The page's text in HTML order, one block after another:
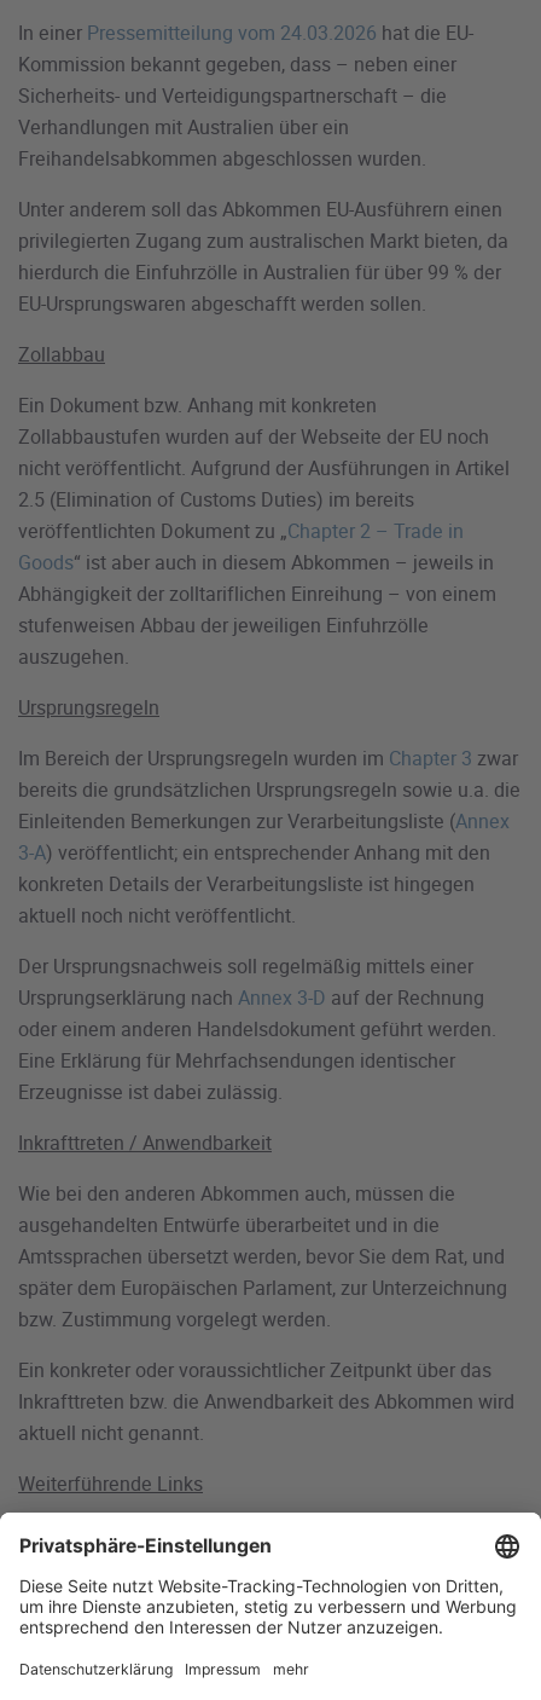
In einer Pressemitteilung vom 24.03.2026 hat die EU-
Kommission bekannt gegeben, dass – neben einer
Sicherheits- und Verteidigungspartnerschaft – die
Verhandlungen mit Australien über ein
Freihandelsabkommen abgeschlossen wurden.
Unter anderem soll das Abkommen EU-Ausführern einen
privilegierten Zugang zum australischen Markt bieten, da
hierdurch die Einfuhrzölle in Australien für über 99 % der
EU-Ursprungswaren abgeschafft werden sollen.
Zollabbau
Ein Dokument bzw. Anhang mit konkreten
Zollabbaustufen wurden auf der Webseite der EU noch
nicht veröffentlicht. Aufgrund der Ausführungen in Artikel
2.5 (Elimination of Customs Duties) im bereits
veröffentlichten Dokument zu „Chapter 2 – Trade in
Goods“ ist aber auch in diesem Abkommen – jeweils in
Abhängigkeit der zolltariflichen Einreihung – von einem
stufenweisen Abbau der jeweiligen Einfuhrzölle
auszugehen.
Ursprungsregeln
Im Bereich der Ursprungsregeln wurden im Chapter 3 zwar
bereits die grundsätzlichen Ursprungsregeln sowie u.a. die
Einleitenden Bemerkungen zur Verarbeitungsliste (Annex
3-A) veröffentlicht; ein entsprechender Anhang mit den
konkreten Details der Verarbeitungsliste ist hingegen
aktuell noch nicht veröffentlicht.
Der Ursprungsnachweis soll regelmäßig mittels einer
Ursprungserklärung nach Annex 3-D auf der Rechnung
oder einem anderen Handelsdokument geführt werden.
Eine Erklärung für Mehrfachsendungen identischer
Erzeugnisse ist dabei zulässig.
Inkrafttreten / Anwendbarkeit
Wie bei den anderen Abkommen auch, müssen die
ausgehandelten Entwürfe überarbeitet und in die
Amtssprachen übersetzt werden, bevor Sie dem Rat, und
später dem Europäischen Parlament, zur Unterzeichnung
bzw. Zustimmung vorgelegt werden.
Ein konkreter oder voraussichtlicher Zeitpunkt über das
Inkrafttreten bzw. die Anwendbarkeit des Abkommen wird
aktuell nicht genannt.
Weiterführende Links
Allgemeine Informationen der EU-Kommission (GD Trade
and Economic Security) zum Abkommen
EU-Australien: Wortlaut der Abkommen